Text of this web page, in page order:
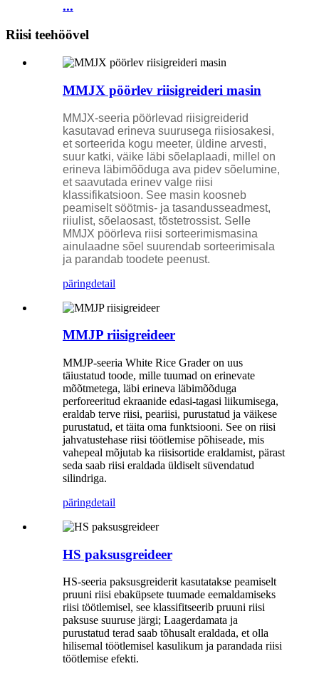
...
Riisi teehöövel
MMJX pöörlev riisigreideri masin
MMJX-seeria pöörlevad riisigreiderid
kasutavad erineva suurusega riisiosakesi,
et sorteerida kogu meeter, üldine arvesti,
suur katki, väike läbi sõelaplaadi, millel on
erineva läbimõõduga ava pidev sõelumine,
et saavutada erinev valge riisi
klassifikatsioon. See masin koosneb
peamiselt söötmis- ja tasandusseadmest,
riiulist, sõelaosast, tõstetrossist. Selle
MMJX pöörleva riisi sorteerimismasina
ainulaadne sõel suurendab sorteerimisala
ja parandab toodete peenust.
päringdetail
MMJP riisigreideer
MMJP-seeria White Rice Grader on uus
täiustatud toode, mille tuumad on erinevate
mõõtmetega, läbi erineva läbimõõduga
perforeeritud ekraanide edasi-tagasi liikumisega,
eraldab terve riisi, peariisi, purustatud ja väikese
purustatud, et täita oma funktsiooni. See on riisi
jahvatustehase riisi töötlemise põhiseade, mis
vahepeal mõjutab ka riisisortide eraldamist, pärast
seda saab riisi eraldada üldiselt süvendatud
silindriga.
päringdetail
HS paksusgreideer
HS-seeria paksusgreiderit kasutatakse peamiselt
pruuni riisi ebaküpsete tuumade eemaldamiseks
riisi töötlemisel, see klassifitseerib pruuni riisi
paksuse suuruse järgi; Laagerdamata ja
purustatud terad saab tõhusalt eraldada, et olla
hilisemal töötlemisel kasulikum ja parandada riisi
töötlemise efekti.